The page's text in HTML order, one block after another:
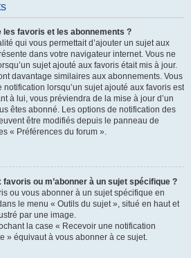
favoris et les abonnements ?
qui vous permettait d’ajouter un sujet aux
dans votre navigateur internet. Vous ne
sujet ajouté aux favoris était mis à jour.
davantage similaires aux abonnements. Vous
lorsqu’un sujet ajouté aux favoris est
à lui, vous préviendra de la mise à jour d’un
êtes abonné. Les options de notification des
être modifiés depuis le panneau de
« Préférences du forum ».
ou m’abonner à un sujet spécifique ?
ou vous abonner à un sujet spécifique en
le menu « Outils du sujet », situé en haut et
par une image.
la case « Recevoir une notification
» équivaut à vous abonner à ce sujet.